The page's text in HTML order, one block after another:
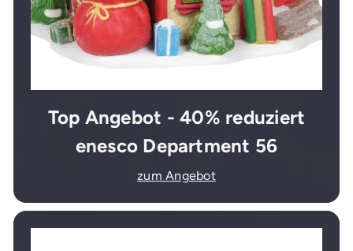
Top Angebot - 40% reduziert
enesco Department 56
zum Angebot